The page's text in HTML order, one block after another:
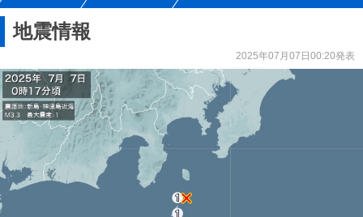
地震情報
2025年07月07日00:20発表